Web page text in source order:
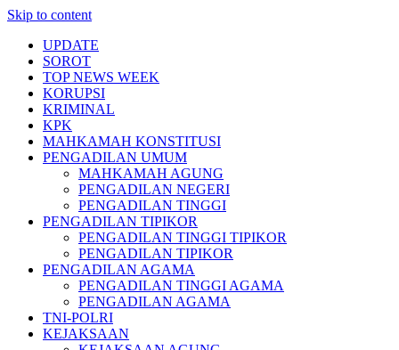
Skip to content
UPDATE
SOROT
TOP NEWS WEEK
KORUPSI
KRIMINAL
KPK
MAHKAMAH KONSTITUSI
PENGADILAN UMUM
MAHKAMAH AGUNG
PENGADILAN NEGERI
PENGADILAN TINGGI
PENGADILAN TIPIKOR
PENGADILAN TINGGI TIPIKOR
PENGADILAN TIPIKOR
PENGADILAN AGAMA
PENGADILAN TINGGI AGAMA
PENGADILAN AGAMA
TNI-POLRI
KEJAKSAAN